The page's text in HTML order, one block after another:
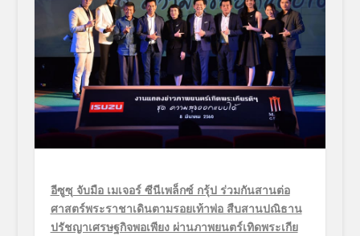
อีซูซุ จับมือ เมเจอร์ ซีนีเพล็กซ์ กรุ้ป ร่วมกันสานต่อ
ศาสตร์พระราชาเดินตามรอยเท้าพ่อ สืบสานปณิธาน
ปรัชญาเศรษฐกิจพอเพียง ผ่านภาพยนตร์เทิดพระเกีย